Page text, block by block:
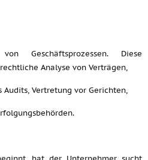
Geschäftsprozessen. Diese
Analyse von Verträgen,
Vertretung vor Gerichten,